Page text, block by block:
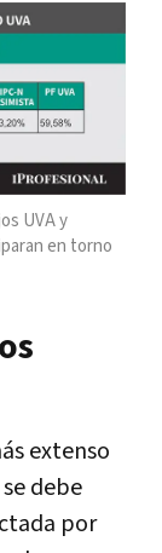
UVA y
en torno
extenso
debe
por